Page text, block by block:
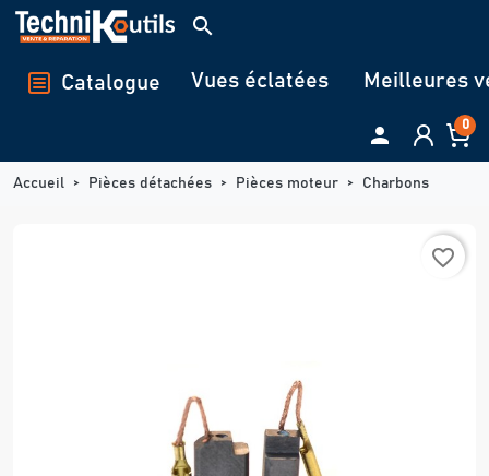
Panneau de gestion des cookies
search
Catalogue Vues éclatées Meilleures
 0
Accueil Pièces détachées Pièces moteur Charbons
favorite_border